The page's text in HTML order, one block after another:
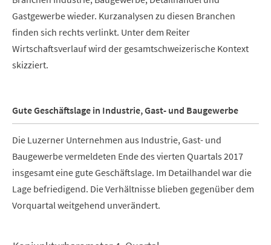
Gastgewerbe wieder. Kurzanalysen zu diesen Branchen
finden sich rechts verlinkt. Unter dem Reiter
Wirtschaftsverlauf wird der gesamtschweizerische Kontext
skizziert.
Gute Geschäftslage in Industrie, Gast- und Baugewerbe
Die Luzerner Unternehmen aus Industrie, Gast- und
Baugewerbe vermeldeten Ende des vierten Quartals 2017
insgesamt eine gute Geschäftslage. Im Detailhandel war die
Lage befriedigend. Die Verhältnisse blieben gegenüber dem
Vorquartal weitgehend unverändert.